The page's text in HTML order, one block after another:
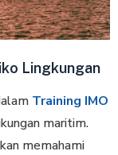
Lingkungan
Training IMO
maritim.
memahami